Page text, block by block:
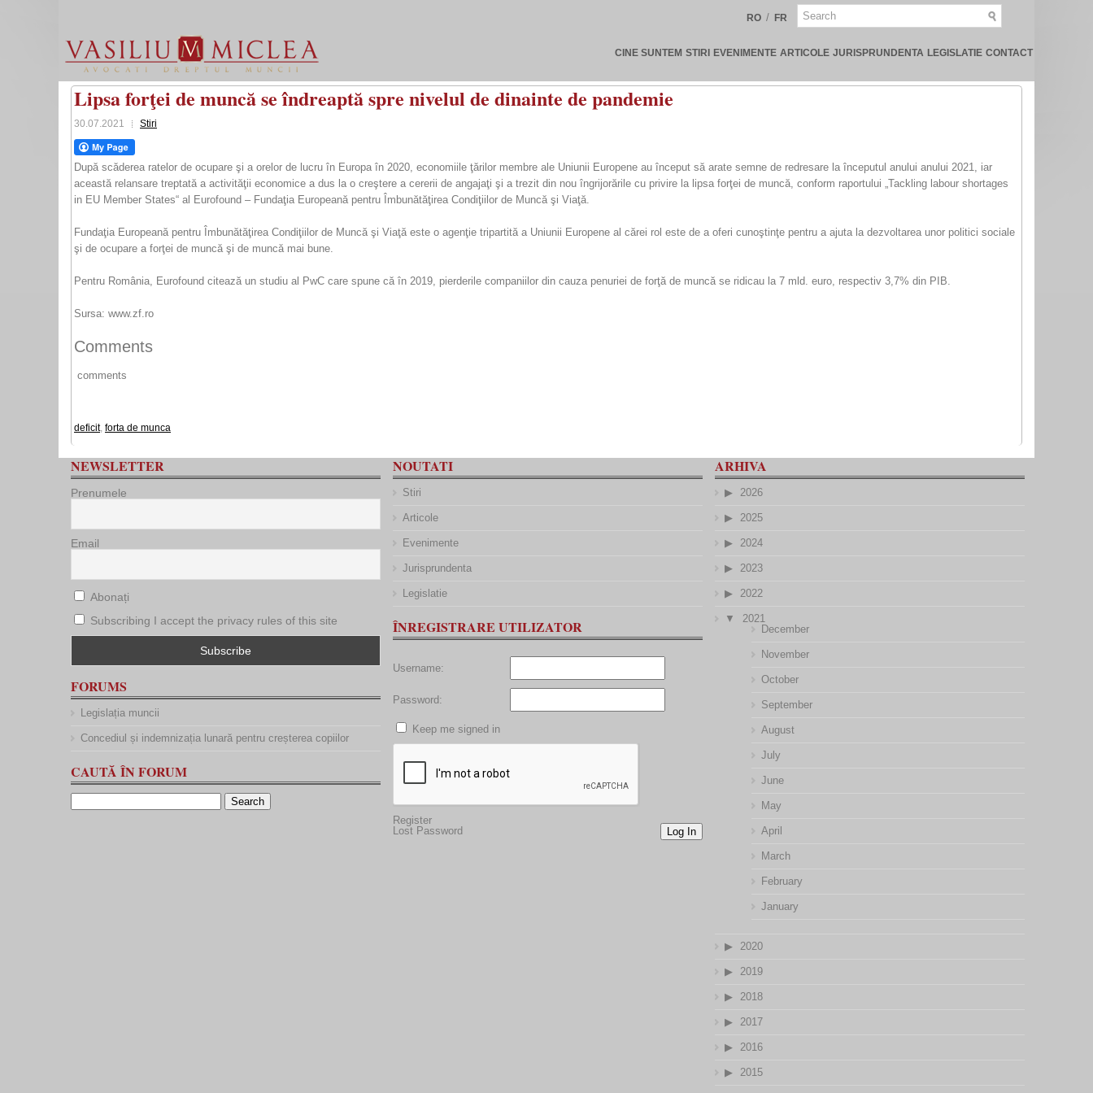
RO / FR
CINE SUNTEM STIRI EVENIMENTE ARTICOLE JURISPRUNDENTA LEGISLATIE CONTACT
Lipsa forţei de muncă se îndreaptă spre nivelul de dinainte de pandemie
30.07.2021 Stiri
După scăderea ratelor de ocupare şi a orelor de lucru în Europa în 2020, economiile ţă­rilor membre ale Uniunii Europene au început să arate semne de redresare la începutul anului anului 2021, iar
această relansare treptată a activităţii economice a dus la o creştere a cererii de angajaţi şi a trezit din nou îngrijorările cu privire la lipsa forţei de muncă, conform raportului „Tackling labour shortages
in EU Member States“ al Eurofound – Fundaţia Europeană pentru Îmbună­tăţirea Condiţiilor de Muncă şi Viaţă.
Fundaţia Europeană pentru Îmbunătăţirea Condiţiilor de Muncă şi Viaţă este o agenţie tripartită a Uniunii Europene al cărei rol este de a oferi cunoştinţe pentru a ajuta la dezvoltarea unor politici sociale
şi de ocupare a forţei de muncă şi de muncă mai bune.
Pentru România, Eurofound citează un studiu al PwC care spune că în 2019, pierderile companiilor din cauza penuriei de forţă de muncă se ridicau la 7 mld. euro, respectiv 3,7% din PIB.
Sursa: www.zf.ro
Comments
comments
deficit, forta de munca
NEWSLETTER
Prenumele
Email
Abonați
Subscribing I accept the privacy rules of this site
FORUMS
Legislația muncii
Concediul și indemnizația lunară pentru creșterea copiilor
CAUTĂ ÎN FORUM
NOUTATI
Stiri
Articole
Evenimente
Jurisprundenta
Legislatie
ÎNREGISTRARE UTILIZATOR
Username:
Password:
Keep me signed in
Log In
Register
Lost Password
ARHIVA
2026
2025
2024
2023
2022
2021
December
November
October
September
August
July
June
May
April
March
February
January
2020
2019
2018
2017
2016
2015